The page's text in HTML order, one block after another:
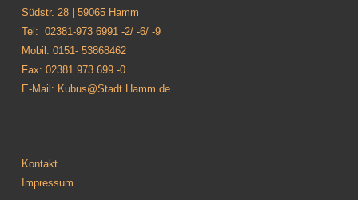
Südstr. 28 | 59065 Hamm
Tel: 02381-973 6991 -2/ -6/ -9
Mobil: 0151- 53868462
Fax: 02381 973 699 -0
E-Mail: Kubus@Stadt.Hamm.de
Kontakt
Impressum